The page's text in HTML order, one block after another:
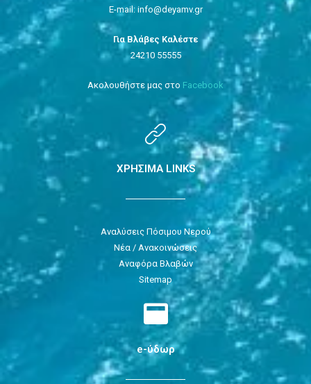
E-mail: info@deyamv.gr
Για Βλάβες Καλέστε
24210 55555
Ακολουθήστε μας στο Facebook
ΧΡΗΣΙΜΑ LINKS
Αναλύσεις Πόσιμου Νερού
Νέα / Ανακοινώσεις
Αναφόρα Βλαβών
Sitemap
e-ύδωρ